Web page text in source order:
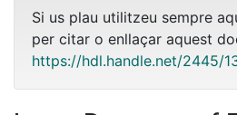
Si us plau utilitzeu sempre
per citar o enllaçar aquest
https://hdl.handle.net/2445/